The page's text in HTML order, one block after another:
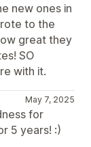
new ones in
to the
great they
SO
with it.
May 7, 2025
for
5 years! :)